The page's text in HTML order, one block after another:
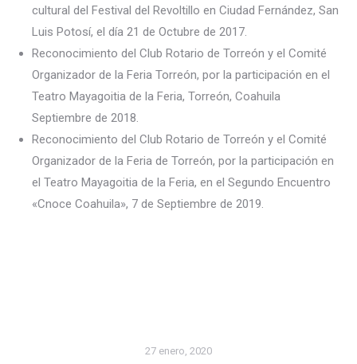
cultural del Festival del Revoltillo en Ciudad Fernández, San
Luis Potosí, el día 21 de Octubre de 2017.
Reconocimiento del Club Rotario de Torreón y el Comité
Organizador de la Feria Torreón, por la participación en el
Teatro Mayagoitia de la Feria, Torreón, Coahuila
Septiembre de 2018.
Reconocimiento del Club Rotario de Torreón y el Comité
Organizador de la Feria de Torreón, por la participación en
el Teatro Mayagoitia de la Feria, en el Segundo Encuentro
«Cnoce Coahuila», 7 de Septiembre de 2019.
27 enero, 2020